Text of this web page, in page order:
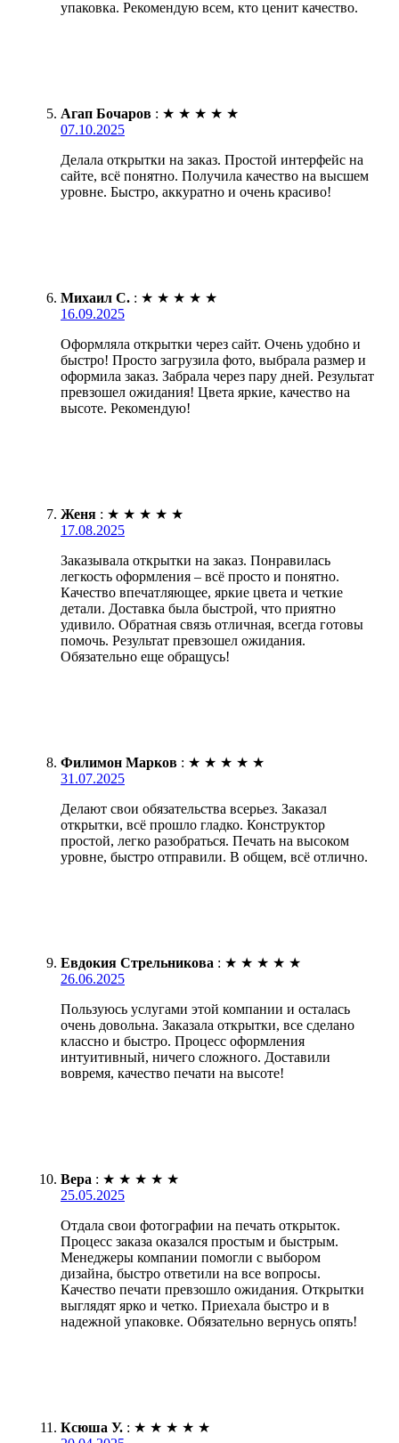
упаковка. Рекомендую всем, кто ценит качество.
Агап Бочаров : ★ ★ ★ ★ ★
07.10.2025
Делала открытки на заказ. Простой интерфейс на
сайте, всё понятно. Получила качество на высшем
уровне. Быстро, аккуратно и очень красиво!
Михаил С. : ★ ★ ★ ★ ★
16.09.2025
Оформляла открытки через сайт. Очень удобно и
быстро! Просто загрузила фото, выбрала размер и
оформила заказ. Забрала через пару дней. Результат
превзошел ожидания! Цвета яркие, качество на
высоте. Рекомендую!
Женя : ★ ★ ★ ★ ★
17.08.2025
Заказывала открытки на заказ. Понравилась
легкость оформления – всё просто и понятно.
Качество впечатляющее, яркие цвета и четкие
детали. Доставка была быстрой, что приятно
удивило. Обратная связь отличная, всегда готовы
помочь. Результат превзошел ожидания.
Обязательно еще обращусь!
Филимон Марков : ★ ★ ★ ★ ★
31.07.2025
Делают свои обязательства всерьез. Заказал
открытки, всё прошло гладко. Конструктор
простой, легко разобраться. Печать на высоком
уровне, быстро отправили. В общем, всё отлично.
Евдокия Стрельникова : ★ ★ ★ ★ ★
26.06.2025
Пользуюсь услугами этой компании и осталась
очень довольна. Заказала открытки, все сделано
классно и быстро. Процесс оформления
интуитивный, ничего сложного. Доставили
вовремя, качество печати на высоте!
Вера : ★ ★ ★ ★ ★
25.05.2025
Отдала свои фотографии на печать открыток.
Процесс заказа оказался простым и быстрым.
Менеджеры компании помогли с выбором
дизайна, быстро ответили на все вопросы.
Качество печати превзошло ожидания. Открытки
выглядят ярко и четко. Приехала быстро и в
надежной упаковке. Обязательно вернусь опять!
Ксюша У. : ★ ★ ★ ★ ★